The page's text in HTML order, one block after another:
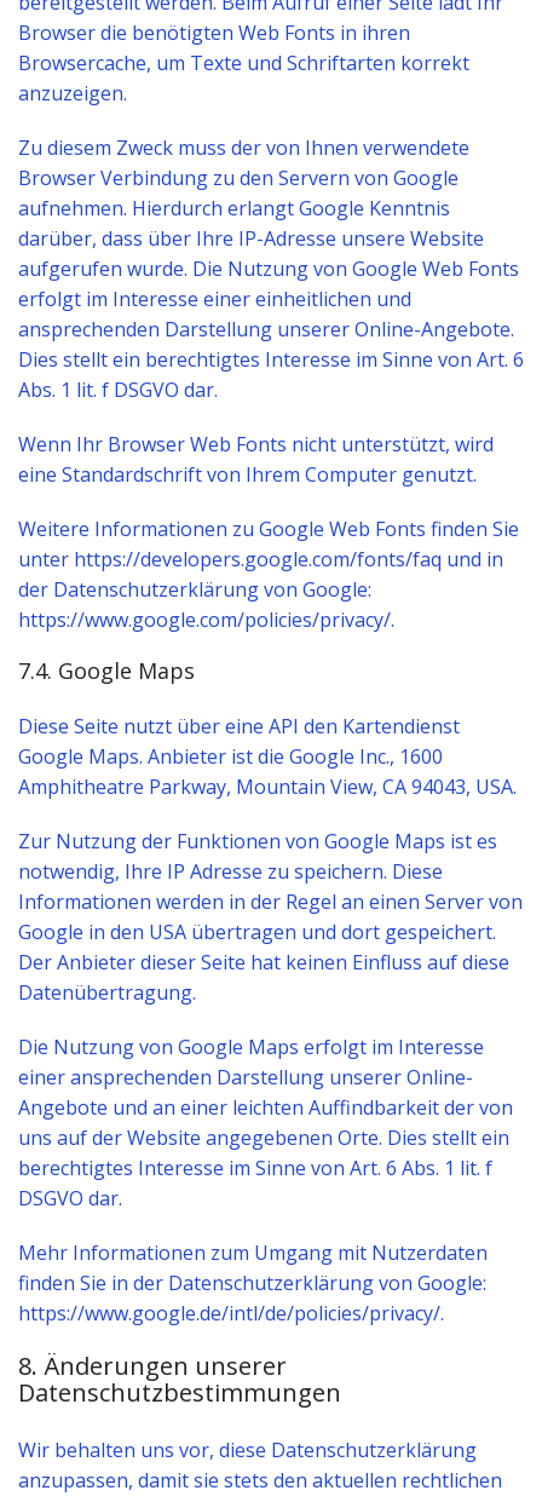
Browser die benötigten Web Fonts in ihren
Browsercache, um Texte und Schriftarten korrekt
anzuzeigen.
Zu diesem Zweck muss der von Ihnen verwendete
Browser Verbindung zu den Servern von Google
aufnehmen. Hierdurch erlangt Google Kenntnis
darüber, dass über Ihre IP-Adresse unsere Website
aufgerufen wurde. Die Nutzung von Google Web Fonts
erfolgt im Interesse einer einheitlichen und
ansprechenden Darstellung unserer Online-Angebote.
Dies stellt ein berechtigtes Interesse im Sinne von Art. 6
Abs. 1 lit. f DSGVO dar.
Wenn Ihr Browser Web Fonts nicht unterstützt, wird
eine Standardschrift von Ihrem Computer genutzt.
Weitere Informationen zu Google Web Fonts finden Sie
unter https://developers.google.com/fonts/faq und in
der Datenschutzerklärung von Google:
https://www.google.com/policies/privacy/.
7.4. Google Maps
Diese Seite nutzt über eine API den Kartendienst
Google Maps. Anbieter ist die Google Inc., 1600
Amphitheatre Parkway, Mountain View, CA 94043, USA.
Zur Nutzung der Funktionen von Google Maps ist es
notwendig, Ihre IP Adresse zu speichern. Diese
Informationen werden in der Regel an einen Server von
Google in den USA übertragen und dort gespeichert.
Der Anbieter dieser Seite hat keinen Einfluss auf diese
Datenübertragung.
Die Nutzung von Google Maps erfolgt im Interesse
einer ansprechenden Darstellung unserer Online-
Angebote und an einer leichten Auffindbarkeit der von
uns auf der Website angegebenen Orte. Dies stellt ein
berechtigtes Interesse im Sinne von Art. 6 Abs. 1 lit. f
DSGVO dar.
Mehr Informationen zum Umgang mit Nutzerdaten
finden Sie in der Datenschutzerklärung von Google:
https://www.google.de/intl/de/policies/privacy/.
8. Änderungen unserer
Datenschutzbestimmungen
Wir behalten uns vor, diese Datenschutzerklärung
anzupassen, damit sie stets den aktuellen rechtlichen